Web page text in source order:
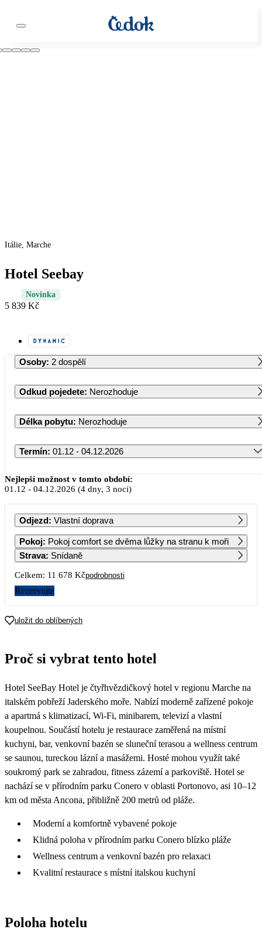
Itálie, Marche
Hotel Seebay
Novinka
5 839 Kč
Osoby: 2 dospělí
Odkud pojedete: Nerozhoduje
Délka pobytu: Nerozhoduje
Termín: 01.12 - 04.12.2026
Prosinec 2026
PO ÚT ST ČT PÁ SO NE
1
5 839
2
5 839
3
5 839
4
5 839
5
5 839
6
5 839
7
5 839
8
5 839
9
5 839
10 11 12 13
14
5 839 5 839 5 839 5 839 5 839 5 839 5 839
21 22
28
5 839
29 30 31
Nejlepší možnost v tomto období:
01.12 - 04.12.2026 (4 dny, 3 noci)
Odjezd: Vlastní doprava
Pokoj: Pokoj comfort se dvěma lůžky na stranu k moři
Strava: Snídaně
Celkem: 11 678 Kčpodrobnosti
Rezervujte
uložit do oblíbených
Proč si vybrat tento hotel
Hotel SeeBay Hotel je čtyřhvězdičkový hotel v regionu Marche na
italském pobřeží Jaderského moře. Nabízí moderně zařízené pokoje
a apartmá s klimatizací, Wi-Fi, minibarem, televizí a vlastní
koupelnou. Součástí hotelu je restaurace zaměřená na místní
kuchyni, bar, venkovní bazén se sluneční terasou a wellness centrum
se saunou, tureckou lázní a masážemi. Hosté mohou využít také
soukromý park se zahradou, fitness zázemí a parkoviště. Hotel se
nachází se v přírodním parku Conero v oblasti Portonovo, asi 10–12
km od města Ancona, přibližně 200 metrů od pláže.
Moderní a komfortně vybavené pokoje
Klidná poloha v přírodním parku Conero blízko pláže
Wellness centrum a venkovní bazén pro relaxaci
Kvalitní restaurace s místní italskou kuchyní
Poloha hotelu